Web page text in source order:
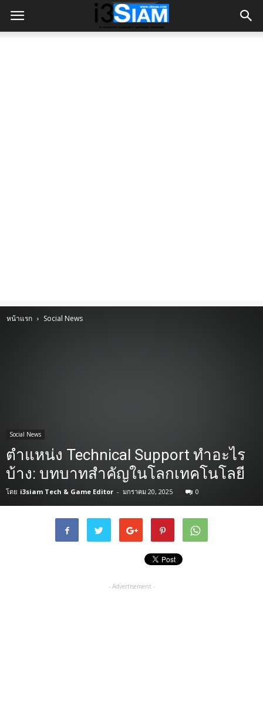
หน้าแรก Social News
Social News
ตำแหน่ง Technical Support ทำอะไร
บ้าง: บทบาทสำคัญในโลกเทคโนโลยี
โดย i3siam Tech & Game Editor - มกราคม 20, 2025 0
- Advertisement -